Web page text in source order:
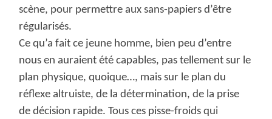
scène, pour permettre aux sans-papiers d’être
régularisés.
Ce qu’a fait ce jeune homme, bien peu d’entre
nous en auraient été capables, pas tellement sur le
plan physique, quoique…, mais sur le plan du
réflexe altruiste, de la détermination, de la prise
de décision rapide. Tous ces pisse-froids qui